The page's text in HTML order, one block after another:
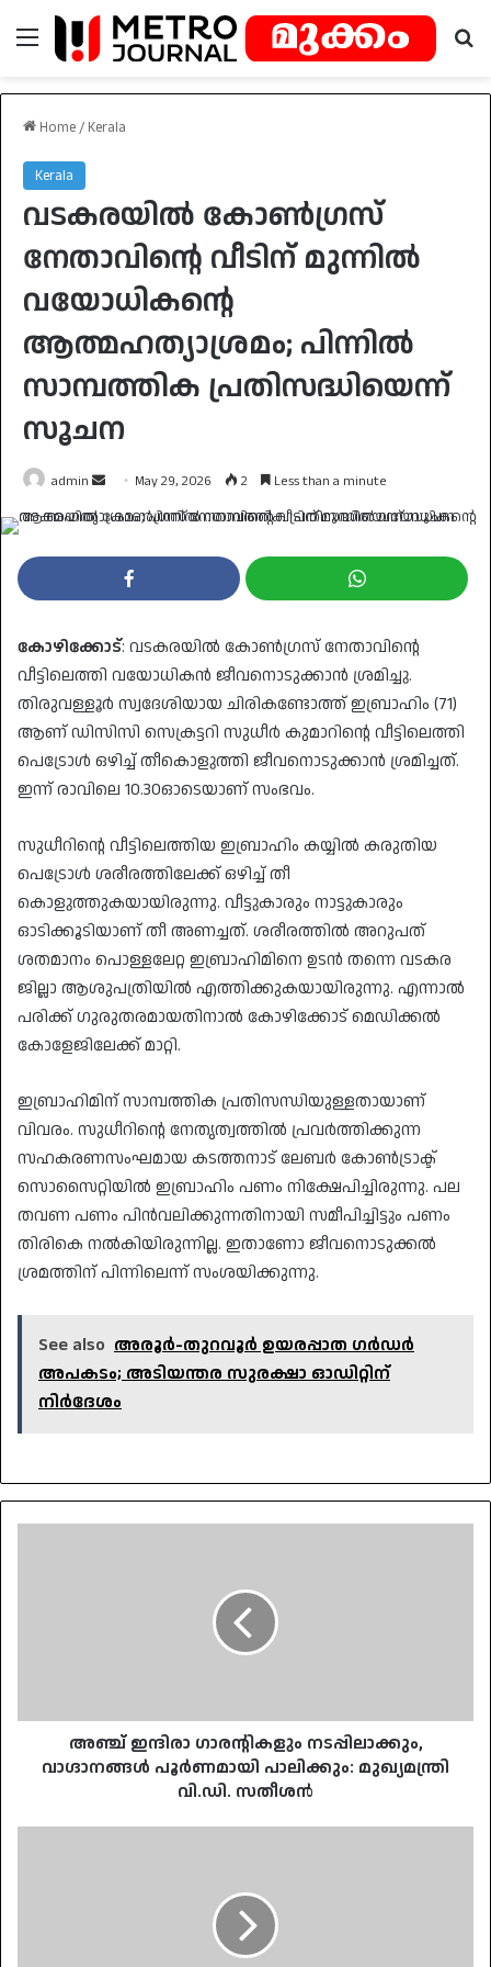
Menu
Home / Kerala
Kerala
വടകരയിൽ കോൺഗ്രസ്
നേതാവിന്റെ വീടിന് മുന്നിൽ
വയോധികന്റെ
ആത്മഹത്യാശ്രമം; പിന്നിൽ
സാമ്പത്തിക പ്രതിസദ്ധിയെന്ന്
സൂചന
admin
Send May 29, 2026 2 Less than a minute
കോഴിക്കോട്: വടകരയില്‍ കോണ്‍ഗ്രസ് നേതാവിന്റെ
വീട്ടിലെത്തി വയോധികന്‍ ജീവനൊടുക്കാന്‍ ശ്രമിച്ചു.
തിരുവള്ളൂര്‍ സ്വദേശിയായ ചിരികണ്ടോത്ത് ഇബ്രാഹിം (71)
ആണ് ഡിസിസി സെക്രട്ടറി സുധീര്‍ കുമാറിന്റെ വീട്ടിലെത്തി
പെട്രോള്‍ ഒഴിച്ച് തീകൊളുത്തി ജീവനൊടുക്കാന്‍ ശ്രമിച്ചത്.
ഇന്ന് രാവിലെ 10.30ഓടെയാണ് സംഭവം.
സുധീറിന്റെ വീട്ടിലെത്തിയ ഇബ്രാഹിം കയ്യില്‍ കരുതിയ
പെട്രോള്‍ ശരീരത്തിലേക്ക് ഒഴിച്ച് തീ
കൊളുത്തുകയായിരുന്നു. വീട്ടുകാരും നാട്ടുകാരും
ഓടിക്കൂടിയാണ് തീ അണച്ചത്. ശരീരത്തില്‍ അറുപത്
ശതമാനം പൊള്ളലേറ്റ ഇബ്രാഹിമിനെ ഉടന്‍ തന്നെ വടകര
ജില്ലാ ആശുപത്രിയില്‍ എത്തിക്കുകയായിരുന്നു. എന്നാല്‍
പരിക്ക് ഗുരുതരമായതിനാല്‍ കോഴിക്കോട് മെഡിക്കല്‍
കോളേജിലേക്ക് മാറ്റി.
ഇബ്രാഹിമിന് സാമ്പത്തിക പ്രതിസന്ധിയുള്ളതായാണ്
വിവരം. സുധീറിന്റെ നേതൃത്വത്തില്‍ പ്രവര്‍ത്തിക്കുന്ന
സഹകരണസംഘമായ കടത്തനാട് ലേബര്‍ കോണ്‍ട്രാക്ട്
സൊസൈറ്റിയില്‍ ഇബ്രാഹിം പണം നിക്ഷേപിച്ചിരുന്നു. പല
തവണ പണം പിന്‍വലിക്കുന്നതിനായി സമീപിച്ചിട്ടും പണം
തിരികെ നല്‍കിയിരുന്നില്ല. ഇതാണോ ജീവനൊടുക്കല്‍
ശ്രമത്തിന് പിന്നിലെന്ന് സംശയിക്കുന്നു.
See also അരൂർ-തുറവൂർ ഉയരപ്പാത ഗർഡർ
അപകടം; അടിയന്തര സുരക്ഷാ ഓഡിറ്റിന്
നിർദേശം
വി.ഡി.
സതീശൻഅഞ്ച് ഇന്ദിരാ ഗാരന്റികളും നടപ്പിലാക്കും,
വാഗ്ദാനങ്ങൾ പൂർണമായി പാലിക്കും: മുഖ്യമന്ത്രി
വി.ഡി. സതീശൻ